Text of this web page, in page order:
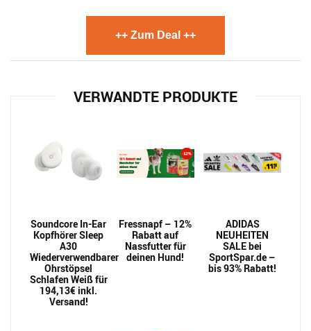
++ Zum Deal ++
VERWANDTE PRODUKTE
Soundcore In-Ear
Kopfhörer Sleep
A30
Wiederverwendbarer
Ohrstöpsel
Schlafen Weiß für
194,13€ inkl.
Versand!
Fressnapf – 12%
Rabatt auf
Nassfutter für
deinen Hund!
ADIDAS
NEUHEITEN
SALE bei
SportSpar.de –
bis 93% Rabatt!